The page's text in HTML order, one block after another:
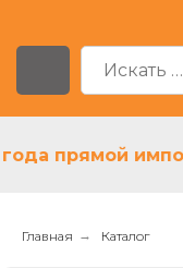
прямой
Главная → Каталог